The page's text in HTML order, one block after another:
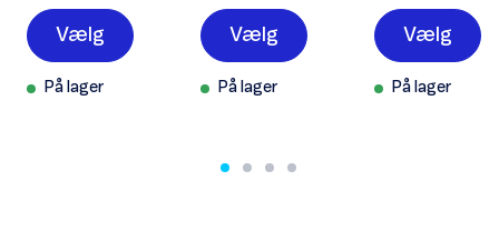
Vælg
På lager
Vælg
På lager
Vælg
På lager